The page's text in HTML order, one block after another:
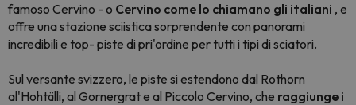
famoso Cervino - o Cervino come lo chiamano gli italiani , e
offre una stazione sciistica sorprendente con panorami
incredibili e top- piste di pri'ordine per tutti i tipi di sciatori.
Sul versante svizzero, le piste si estendono dal Rothorn
al'Hohtälli, al Gornergrat e al Piccolo Cervino, che raggiunge i